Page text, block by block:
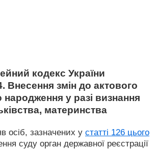
кодекс України
Внесення змін до актового
народження у разі визнання
материнства
осіб, зазначених у статті 126 цього
суду орган державної реєстрації